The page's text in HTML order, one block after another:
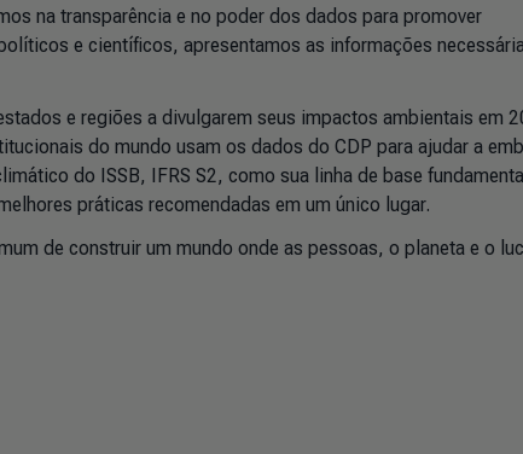
na transparência e no poder dos dados para promover
e científicos, apresentamos as informações
e regiões a divulgarem seus impactos ambientais em
do mundo usam os dados do CDP para ajudar a
do ISSB, IFRS S2, como sua linha de base
práticas recomendadas em um único lugar.
de construir um mundo onde as pessoas, o planeta e o